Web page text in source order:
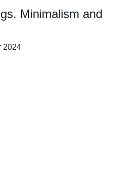
Minimalism and
2024